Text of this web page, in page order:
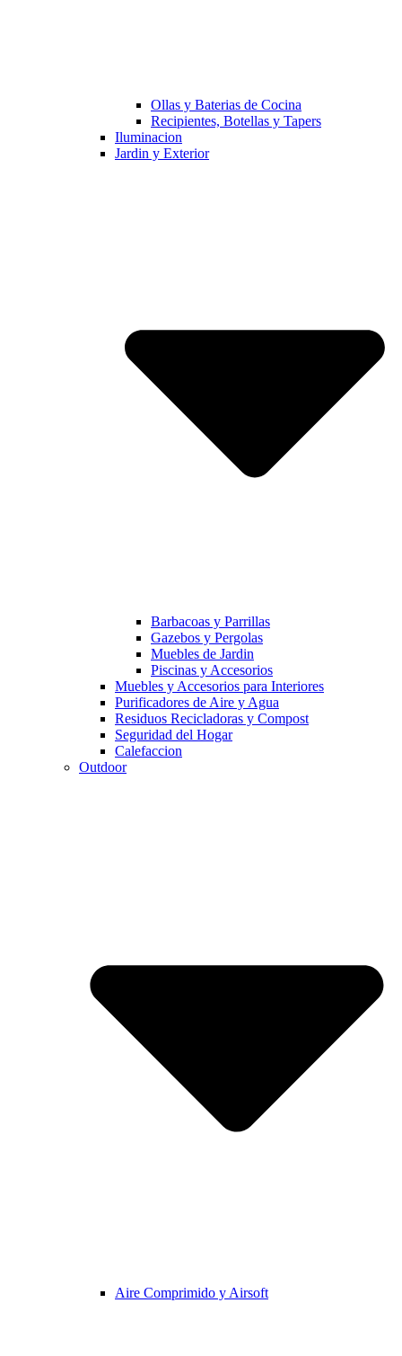
Ollas y Baterias de Cocina
Recipientes, Botellas y Tapers
Iluminacion
Jardin y Exterior
Barbacoas y Parrillas
Gazebos y Pergolas
Muebles de Jardin
Piscinas y Accesorios
Muebles y Accesorios para Interiores
Purificadores de Aire y Agua
Residuos Recicladoras y Compost
Seguridad del Hogar
Calefaccion
Outdoor
Aire Comprimido y Airsoft